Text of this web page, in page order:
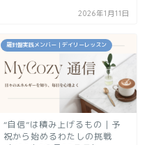
2026年1月11日
羅針盤実践メンバー｜デイリーレッスン
“自信”は積み上げるもの｜予
祝から始めるわたしの挑戦